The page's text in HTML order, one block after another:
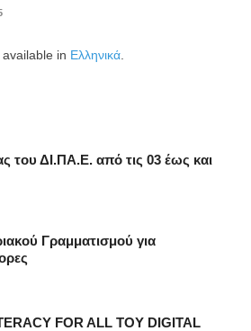
in Ελληνικά
του ΔΙ.ΠΑ.Ε. από τις 03 έως και
Γραμματισμού για
FOR ALL ΤΟΥ DIGITAL